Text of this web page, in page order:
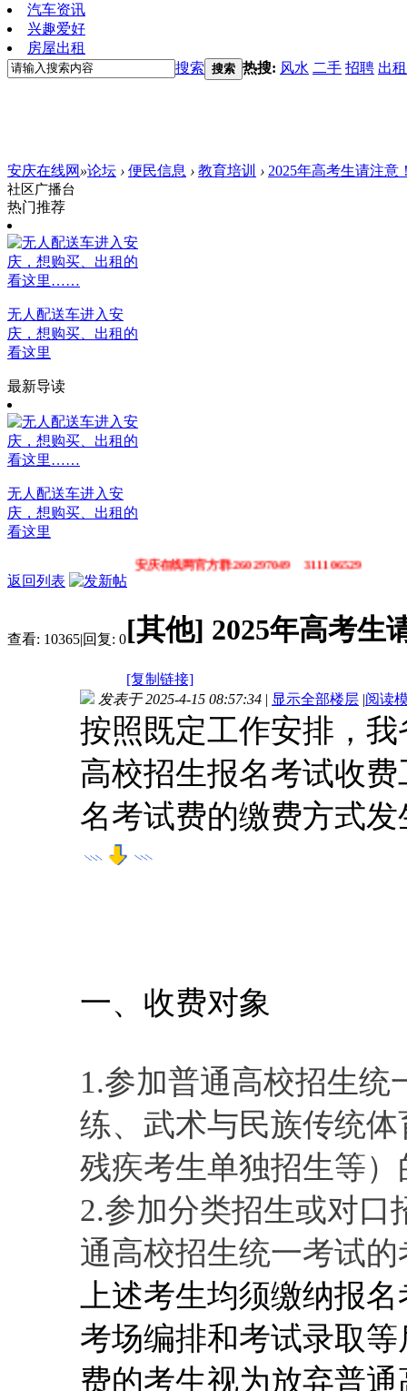
汽车资讯
兴趣爱好
房屋出租
搜索 搜索 热搜: 风水 二手 招聘 出租
安庆在线网 »论坛 › 便民信息 › 教育培训 › 2025年高考生请注意
社区广播台
热门推荐
无人配送车进入安
庆，想购买、出租的
看这里
最新导读
无人配送车进入安
庆，想购买、出租的
看这里
安庆在线网官方群:260297049 311106529
返回列表
查看: 10365|回复: 0[其他] 2025年高考生
[复制链接]
发表于 2025-4-15 08:57:34 | 显示全部楼层 |阅读
按照既定工作安排，
高校招生报名考试收
名考试费的缴费方式
一、收费对象
1.参加普通高校招生
练、武术与民族传统
残疾考生单独招生等
2.参加分类招生或对口
通高校招生统一考试的
上述考生均须缴纳报
考场编排和考试录取
费的考生视为放弃普